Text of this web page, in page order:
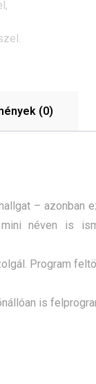
(0)
–
néven is
Program
is